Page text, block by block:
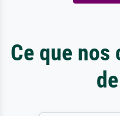
Ce que